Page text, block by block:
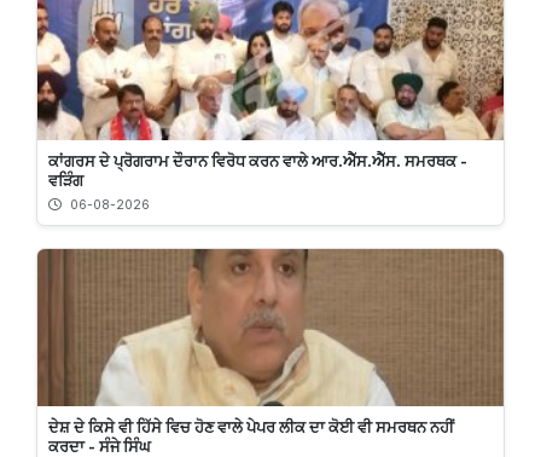
ਕਾਂਗਰਸ ਦੇ ਪ੍ਰੋਗਰਾਮ ਦੌਰਾਨ ਵਿਰੋਧ ਕਰਨ ਵਾਲੇ ਆਰ.ਐੱਸ.ਐੱਸ. ਸਮਰਥਕ -
ਵੜਿੰਗ
06-08-2026
ਦੇਸ਼ ਦੇ ਕਿਸੇ ਵੀ ਹਿੱਸੇ ਵਿਚ ਹੋਣ ਵਾਲੇ ਪੇਪਰ ਲੀਕ ਦਾ ਕੋਈ ਵੀ ਸਮਰਥਨ ਨਹੀਂ
ਕਰਦਾ - ਸੰਜੇ ਸਿੰਘ